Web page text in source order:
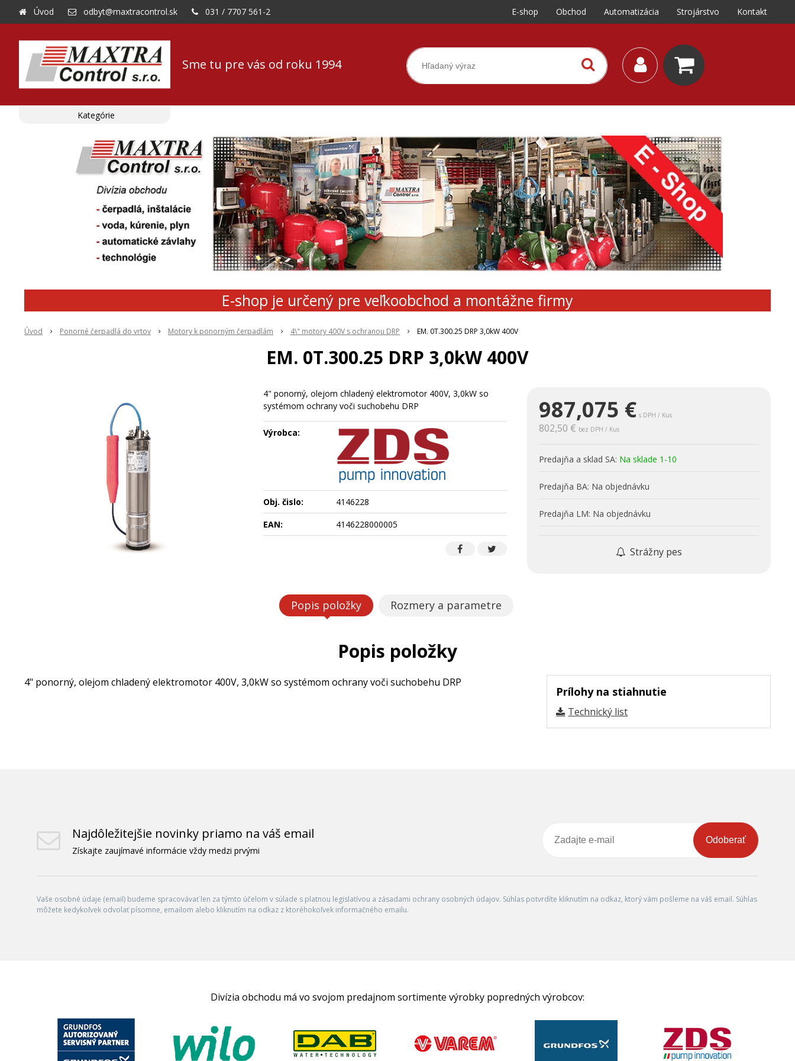
Sme tu pre vás od roku 1994
Úvod odbyt@maxtracontrol.sk 031 / 7707 561-2 E-shop Obchod Automatizácia Strojárstvo Kontakt
E-shop je určený pre veľkoobchod a montážne firmy
Úvod Ponorné čerpadlá do vrtov Motory k ponorným čerpadlám 4\" motory 400V s ochranou DRP EM. 0T.300.25 DRP 3,0kW 400V
EM. 0T.300.25 DRP 3,0kW 400V
987,075 € s DPH / Kus
802,50 € bez DPH / Kus
Predajňa a sklad SA: Na sklade 1-10
Predajňa BA: Na objednávku
Predajňa LM: Na objednávku
Strážny pes
4" ponorný, olejom chladený elektromotor 400V, 3,0kW so
systémom ochrany voči suchobehu DRP
Výrobca:
Obj. čislo:
4146228
EAN:
4146228000005
Popis položky Rozmery a parametre
Popis položky
Prílohy na stiahnutie
Technický list
4" ponorný, olejom chladený elektromotor 400V, 3,0kW so systémom ochrany voči suchobehu DRP
Kategórie
Najdôležitejšie novinky priamo na váš email
Získajte zaujímavé informácie vždy medzi prvými
Odoberať
Vaše osobné údaje (email) budeme spracovávať len za týmto účelom v súlade s platnou legislatívou a zásadami ochrany osobných údajov. Súhlas potvrdíte kliknutím na odkaz, ktorý vám pošleme na váš email. Súhlas
môžete kedykoľvek odvolať písomne, emailom alebo kliknutím na odkaz z ktoréhokoľvek informačného emailu.
Divízia obchodu má vo svojom predajnom sortimente výrobky popredných výrobcov: